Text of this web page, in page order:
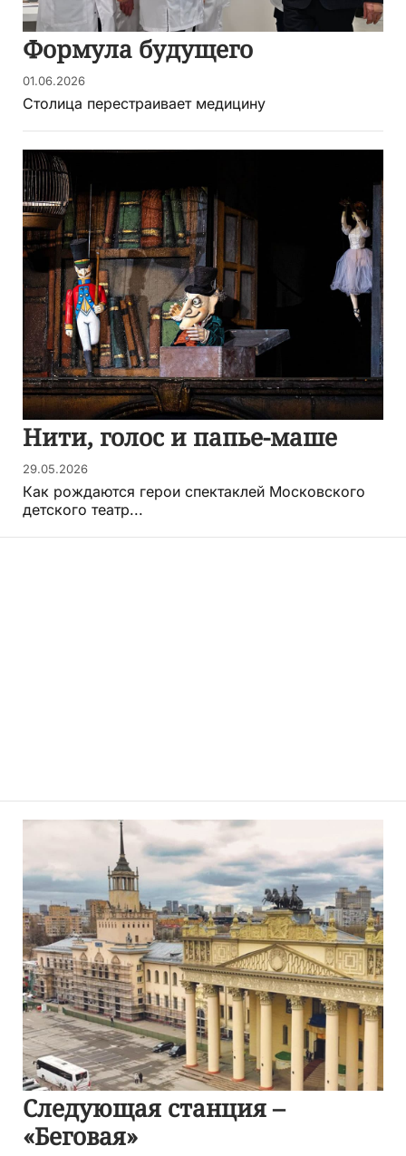
Формула будущего
01.06.2026
Столица перестраивает медицину
Нити, голос и папье-маше
29.05.2026
Как рождаются герои спектаклей Московского
детского театр...
Следующая станция –
«Беговая»